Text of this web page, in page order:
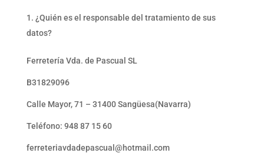
¿Quién es el responsable del tratamiento de sus
datos?
Ferretería Vda. de Pascual SL
B31829096
Calle Mayor, 71 – 31400 Sangüesa(Navarra)
Teléfono: 948 87 15 60
ferreteriavdadepascual@hotmail.com